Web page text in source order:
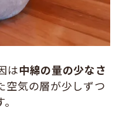
は中綿の量の少なさ
空気の層が少しずつ